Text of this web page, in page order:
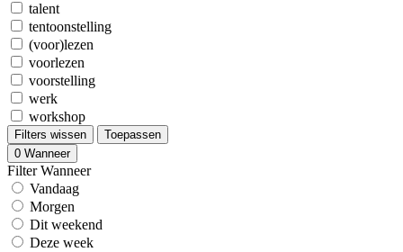
talent
tentoonstelling
(voor)lezen
voorlezen
voorstelling
werk
workshop
Filters wissen
Toepassen
0 Wanneer
Filter Wanneer
Vandaag
Morgen
Dit weekend
Deze week